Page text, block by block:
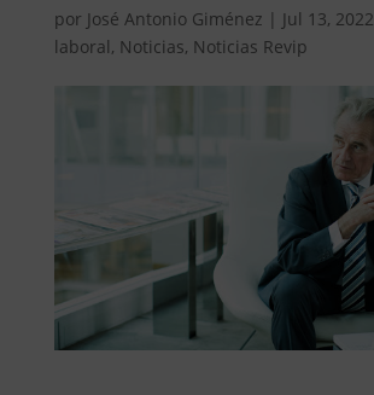
por José Antonio Giménez | Jul 13, 2022
laboral, Noticias, Noticias Revip